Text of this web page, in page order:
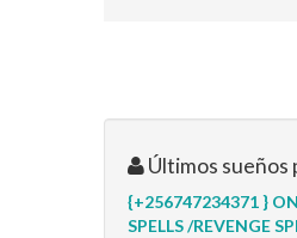
Últimos sueños
{+256747234371 }
SPELLS /REVENGE